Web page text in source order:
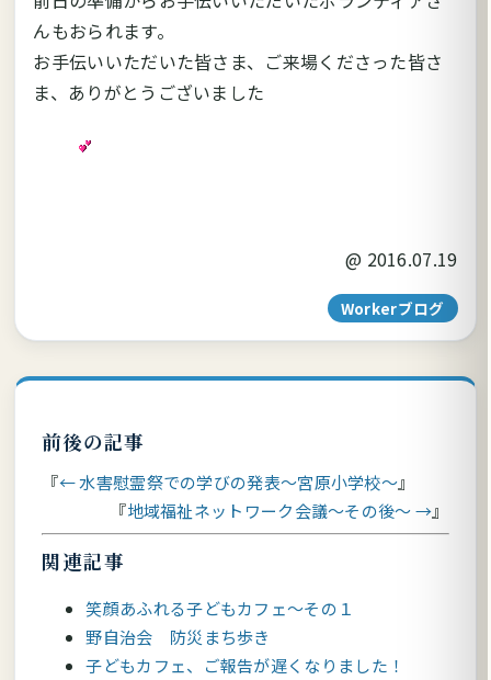
んもおられます。
お手伝いいただいた皆さま、ご来場くださった皆さ
ま、ありがとうございました
@ 2016.07.19
Workerブログ
前後の記事
← 水害慰霊祭での学びの発表～宮原小学校～
地域福祉ネットワーク会議～その後～ →
関連記事
笑顔あふれる子どもカフェ～その１
野自治会 防災まち歩き
子どもカフェ、ご報告が遅くなりました！